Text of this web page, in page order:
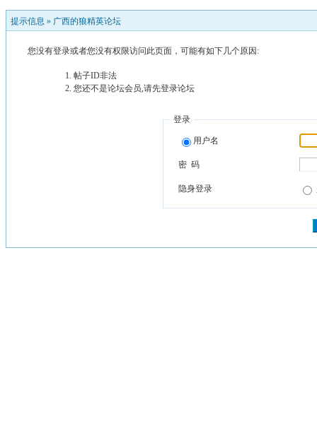
提示信息 » 广西的狼精英论坛
您没有登录或者您没有权限访问此页面，可能有如下几个原因:
帖子ID非法
您还不是论坛会员,请先登录论坛
登录
用户名
密 码
隐身登录